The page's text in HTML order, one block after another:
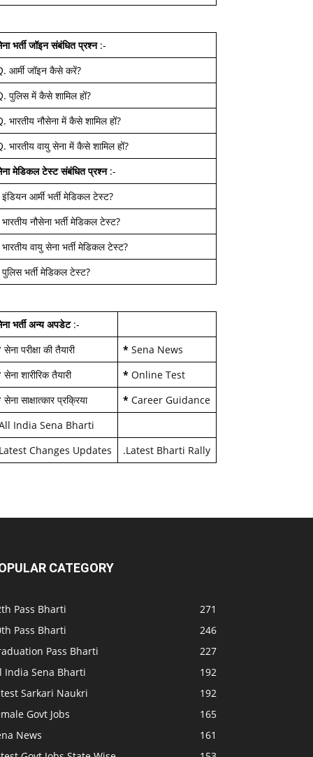
भर्ती जॉइन संबंधित प्रश्न:-
आर्मी जॉइन कैसे करें?
पुलिस में कैसे शामिल हों?
भारतीय नौसेना में कैसे शामिल हों?
भारतीय वायु सेना में कैसे शामिल हों?
मेडिकल टेस्ट संबंधित प्रश्न:-
इंडियन आर्मी भर्ती मेडिकल टेस्ट?
भारतीय नौसेना भर्ती मेडिकल टेस्ट?
भारतीय वायु सेना भर्ती मेडिकल टेस्ट?
पुलिस भर्ती मेडिकल टेस्ट?
भर्ती अन्य अपडेट:-
सेना परीक्षा की तैयारी * Sena News
सेना शारीरिक तैयारी * Online Test
सेना साक्षात्कार प्रक्रिया * Career Guidance
India Sena Bharti
Latest Changes Updates .Latest Bharti Rally
CATEGORY
Pass Bharti
271
Pass Bharti
246
Pass Bharti
227
India Sena Bharti
192
Sarkari Naukri
192
Govt Jobs
165
News
161